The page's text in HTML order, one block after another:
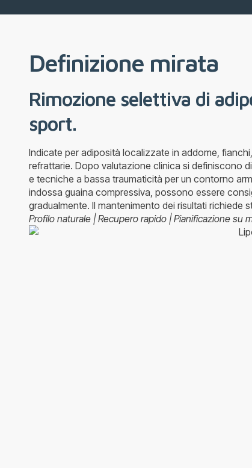
Definizione mirata
Rimozione selettiva di
sport.
Indicate per adiposità localizzate in addome,
refrattarie. Dopo valutazione clinica si definiscono
e tecniche a bassa traumaticità per un contorno
indossa guaina compressiva, possono essere
gradualmente. Il mantenimento dei risultati richiede
Profilo naturale | Recupero rapido | Pianificazione su